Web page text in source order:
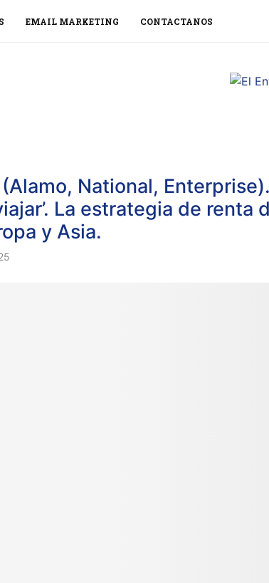
EMAIL MARKETING CONTACTANOS
National,
La estrategia de renta
y Asia.